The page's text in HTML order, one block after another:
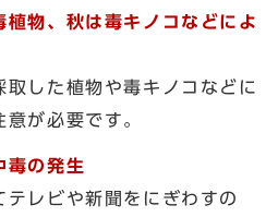
物、 秋は毒キノコなどによ
取した植物や毒キノコなどに
が必要です。
毒の発生
テレビや新聞をにぎわすの